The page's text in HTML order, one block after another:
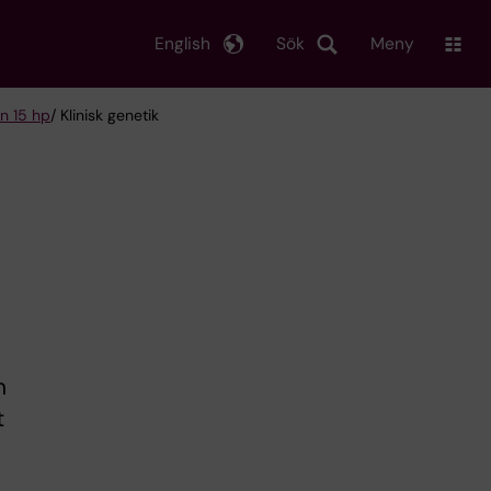
Sök
English Meny
15 hp/ Klinisk genetik